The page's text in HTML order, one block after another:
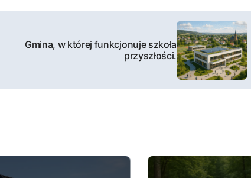
Gmina, w której funkcjonuje szkoła
przyszłości.